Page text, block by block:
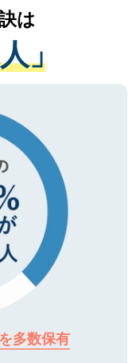
ついての厳密な
のみに付与され
取得済みです。
安心ください。
関の状況や紹介
なアドバイスを
にご転職をされ
ートが可能です
い。
は
」
多数保有